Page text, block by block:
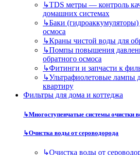
↳TDS метры — контроль
домашних системах
↳Баки
осмоса
↳Краны чистой воды для
↳Помпы повышения
обратного осмоса
↳Фитинги и запчасти к
↳Ультрафиолетовые лампы
квартиру
Фильтры для дома и коттеджа
↳Многоступенчатые системы очистки
↳Очистка воды от сероводорода
↳Очистка воды от